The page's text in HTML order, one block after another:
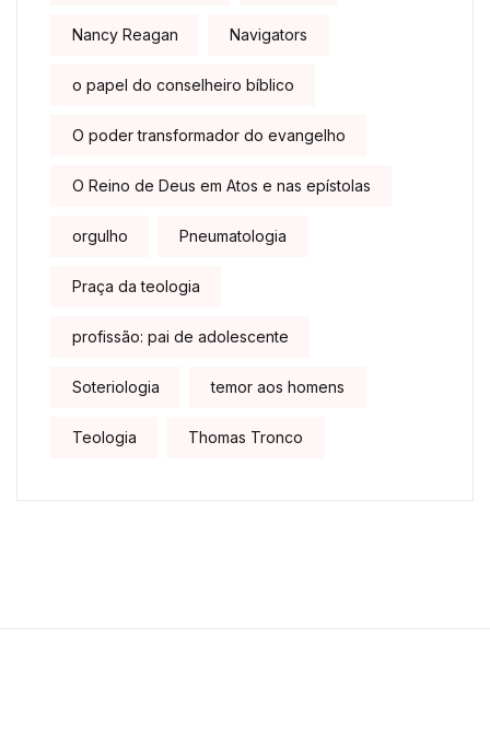
Nancy Reagan Navigators
o papel do conselheiro bíblico
O poder transformador do evangelho
O Reino de Deus em Atos e nas epístolas
orgulho Pneumatologia
Praça da teologia
profissão: pai de adolescente
Soteriologia temor aos homens
Teologia Thomas Tronco